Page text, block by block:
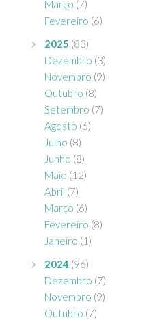
Março (7)
Fevereiro (6)
2025 (83)
Dezembro (3)
Novembro (9)
Outubro (8)
Setembro (7)
Agosto (6)
Julho (8)
Junho (8)
Maio (12)
Abril (7)
Março (6)
Fevereiro (8)
Janeiro (1)
2024 (96)
Dezembro (7)
Novembro (9)
Outubro (7)